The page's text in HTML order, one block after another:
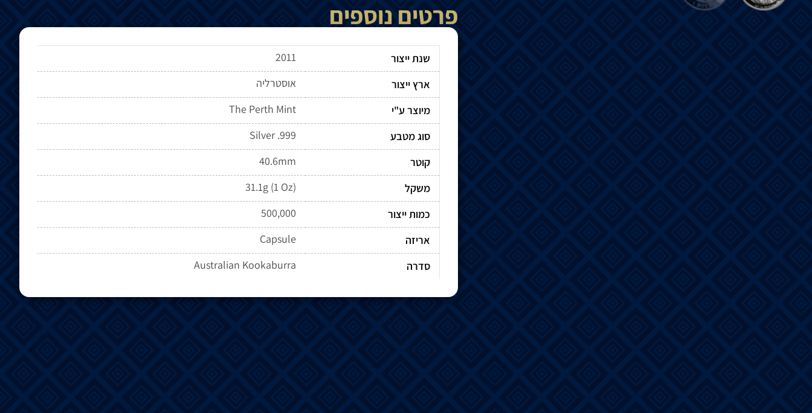
פרטים נוספים
שנת ייצור
2011
ארץ ייצור
אוסטרליה
מיוצר ע"י
The Perth Mint
סוג מטבע
Silver .999
קוטר
40.6mm
משקל
31.1g (1 Oz)
כמות ייצור
500,000
אריזה
Capsule
סדרה
Australian Kookaburra